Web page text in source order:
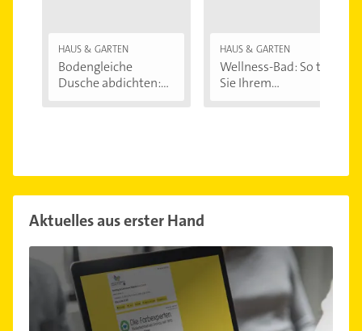
HAUS & GARTEN
Bodengleiche
Dusche abdichten:...
HAUS & GARTEN
Wellness-Bad: So tun
Sie Ihrem...
Aktuelles aus erster Hand